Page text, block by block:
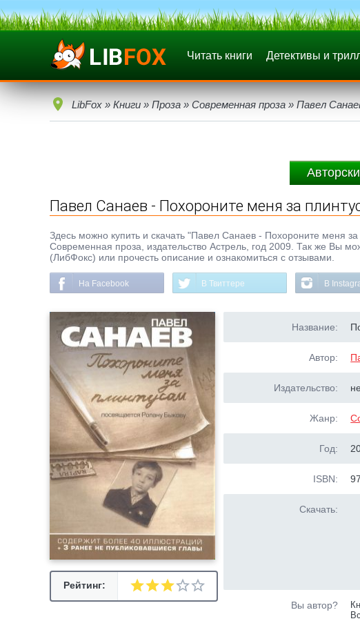
Читать книги Детективы и
LibFox » Книги » Проза » Современная проза » Павел
Павел Санаев - Похороните меня за
Здесь можно купить и скачать "Павел Санаев - Похороните меня
Современная проза, издательство Астрель, год 2009. Так же Вы
(ЛибФокс) или прочесть описание и ознакомиться с отзывами.
На Facebook В Твиттере В
Рейтинг:
Название:
Автор:
Издательство:
Жанр:
Год:
ISBN:
Скачать:
Вы автор?